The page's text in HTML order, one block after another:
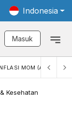
Indonesia
Masuk
MOM (APR) 0,13%
Kesehatan